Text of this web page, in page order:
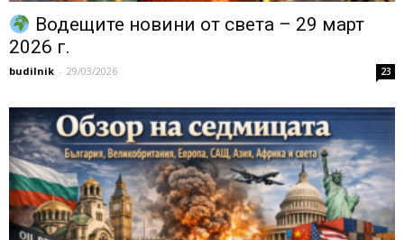
Водещите новини от света – 29 март
2026 г.
budilnik - 29/03/2026 23